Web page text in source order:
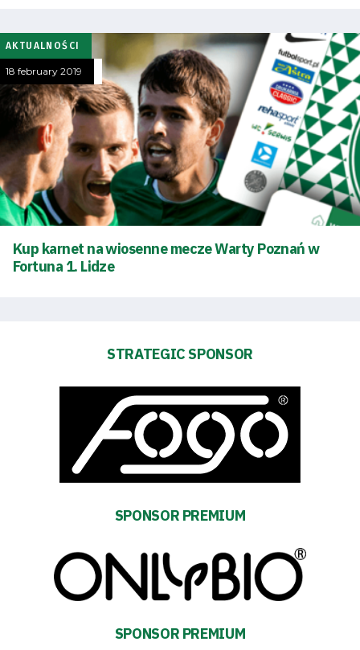
AKTUALNOŚCI
18 february 2019
Kup karnet na wiosenne mecze Warty Poznań w
Fortuna 1. Lidze
STRATEGIC SPONSOR
SPONSOR PREMIUM
SPONSOR PREMIUM